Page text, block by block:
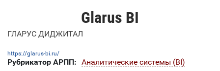
Glarus BI
ГЛАРУС ДИДЖИТАЛ
https://glarus-bi.ru/
Рубрикатор АРПП: Аналитические системы (BI)